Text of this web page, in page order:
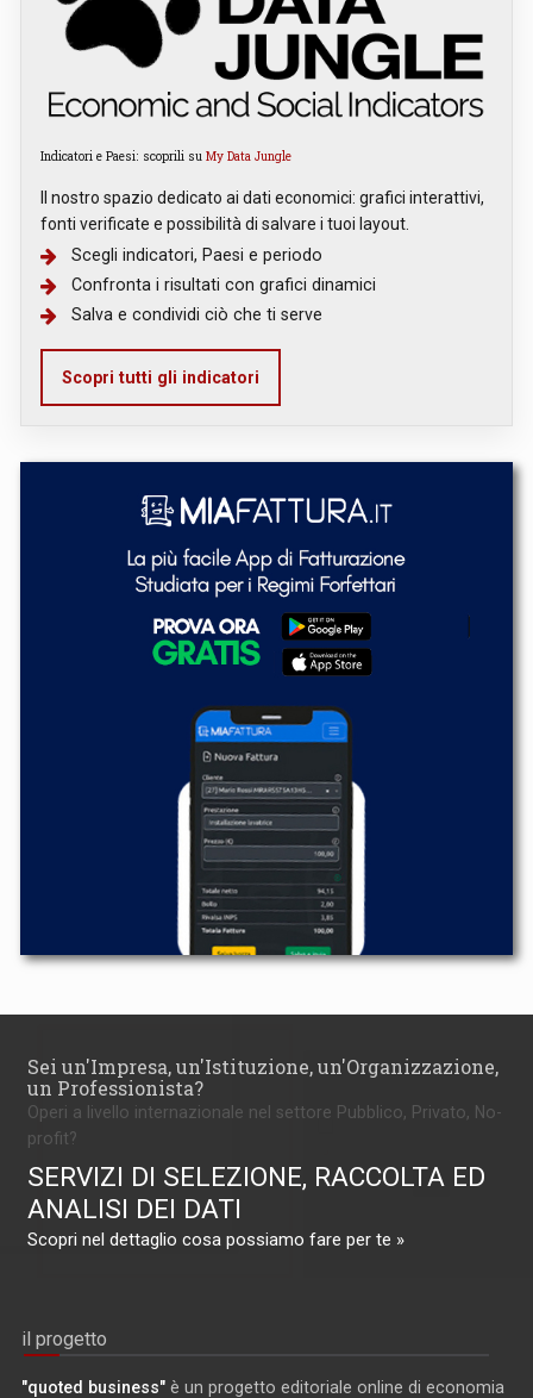
Indicatori e Paesi: scoprili su My Data Jungle
Il nostro spazio dedicato ai dati economici: grafici interattivi,
fonti verificate e possibilità di salvare i tuoi layout.
Scegli indicatori, Paesi e periodo
Confronta i risultati con grafici dinamici
Salva e condividi ciò che ti serve
Scopri tutti gli indicatori
Sei un'Impresa, un'Istituzione, un'Organizzazione,
un Professionista?
Operi a livello internazionale nel settore Pubblico, Privato, No-
profit?
SERVIZI DI SELEZIONE, RACCOLTA ED
ANALISI DEI DATI
Scopri nel dettaglio cosa possiamo fare per te »
il progetto
"quoted business" è un progetto editoriale online di economia